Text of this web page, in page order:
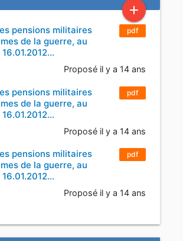
add
pdf
pensions militaires
de la guerre, au
Proposé il y a 14 ans
pdf
pensions militaires
de la guerre, au
Proposé il y a 14 ans
pdf
pensions militaires
de la guerre, au
Proposé il y a 14 ans